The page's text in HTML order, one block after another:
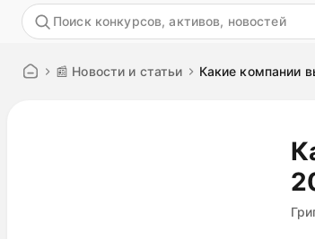
📰 Новости и статьи Какие компании